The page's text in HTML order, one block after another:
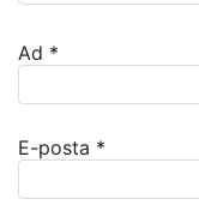
Ad *
E-posta *